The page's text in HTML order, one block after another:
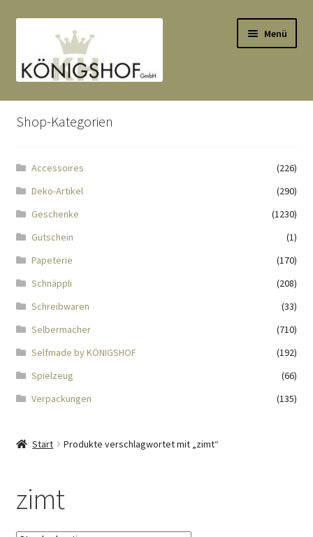
Navigation
springen
springen
Menü
Start
Anlässe
Datenauszug
Echtheit von Bewertungen
Impressum
Kasse
KÖNIGSHOF-Lädeli
Kontaktformular
Shop-Kategorien
Accessoires
(226)
Deko-Artikel
(290)
Geschenke
(1230)
Gutschein
(1)
Papeterie
(170)
Schnäppli
(208)
Schreibwaren
(33)
Selbermacher
(710)
Selfmade by KÖNIGSHOF
(192)
Spielzeug
(66)
Verpackungen
(135)
Start Produkte verschlagwortet mit „zimt“
zimt